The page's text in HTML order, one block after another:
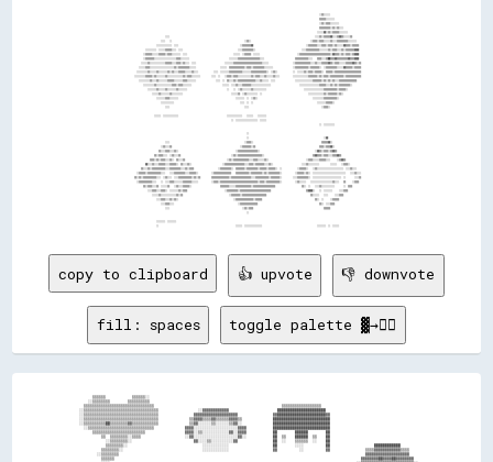
copy to clipboard 👍 upvote 👎 downvote
fill: spaces toggle palette ▓→✊🏽
  ░░▒▒▒▒▒▒▒▒▒▒▒▒▒▒▒▒▒▒▒▒▒▒▒▒▒▒▒▒▒▒▒▒▒▒                  ░░▓▓▓▓▓▓▓▓▓▓▓▓                      ██████████████████████
  ░░▒▒▒▒▒▒▒▒▒▒▒▒▒▒▒▒▒▒▒▒▒▒▒▒▒▒▒▒▒▒▒▒▒▒                ▓▓▓▓▓▓▓▓▓▓▓▓▓▓▓▓▓▓▓▓                ▓▓██████████████████████▓▓
  ░░▒▒▒▒▒▒▒▒▒▒▒▒▒▒▒▒▒▒▒▒▒▒▒▒▒▒▒▒▒▒▒▒▒▒              ▒▒▓▓▓▓▒▒▒▒▓▓▒▒▒▒▒▒▓▓▓▓▒▒              ██████████████████████████
  ░░▒▒▒▒▒▒▒▒▒▒██▒▒▒▒▒▒▒▒▓▓▒▒▒▒▒▒▒▒▒▒▒▒              ▒▒▓▓░░░░░░▒▒░░░░░░▒▒▓▓░░              ██████████████████████████
    ░░▒▒▒▒▒▒▒▒▒▒▒▒▒▒▒▒▒▒▒▒▒▒▒▒▒▒▒▒▒▒              ▓▓▓▓░░░░░░░░░░░░░░░░░░░░▓▓▓▓            ██████████████████████████
        ▒▒▒▒▒▒▒▒▒▒▒▒▒▒▒▒▒▒▒▒▒▒▒▒                  ▓▓▓▓░░▒▒░░░░░░░░░░░░▓▓░░▓▓▓▓            ██        ██████        ██
            ▒▒  ▒▒▒▒▒▒▒▒░░▒▒▒▒                    ░░▓▓░░░░░░░░░░░░░░░░░░░░▓▓░░            ██  ▒▒    ██████  ▒▒    ██
              ░░▒▒▒▒▒▒▒▒░░                            ▓▓░░░░▒▒░░░░░░░░░░▓▓                ██  ░░    ▒▒▒▒▒▒  ░░    ██
              ▒▒▒▒▒▒▒▒░░                                  ░░░░░░░░░░░░                    ██        ░░░░          ██                    ████████████
            ▒▒▒▒▒▒▒▒░░                                    ░░░░░░░░░░░░                    ▓▓          ░░          ▓▓                ▒▒▒▒▓▓▓▓▓▓▓▓▓▓▓▓▒▒▒▒
          ░░▒▒▒▒▒▒▒▒                                                                                                                ▓▓▓▓▓▓▓▓▓▓▓▓▓▓▓▓▓▓▓▓
            ▒▒▒▒▒▒                                                                                                                ▓▓▓▓▓▓▓▓██▓▓▓▓██▓▓▓▓▓▓▓▓